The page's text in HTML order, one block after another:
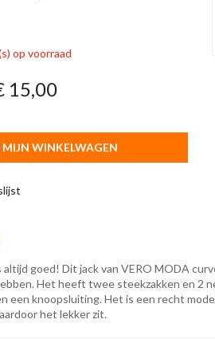
op voorraad
15,00
MIJN WINKELWAGEN
altijd goed! Dit jack van VERO MODA
Het heeft twee steekzakken en 2
een knoopsluiting. Het is een recht
het lekker zit.